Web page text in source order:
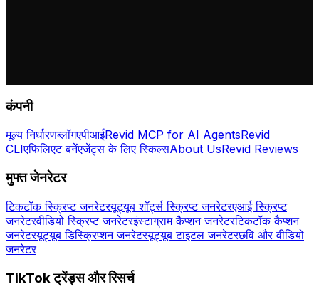
कंपनी
मूल्य निर्धारणब्लॉगएपीआईRevid MCP for AI AgentsRevid
CLIएफिलिएट बनेंएजेंट्स के लिए स्किल्सAbout UsRevid Reviews
मुफ्त जेनरेटर
टिकटॉक स्क्रिप्ट जनरेटरयूट्यूब शॉर्ट्स स्क्रिप्ट जनरेटरएआई स्क्रिप्ट
जनरेटरवीडियो स्क्रिप्ट जनरेटरइंस्टाग्राम कैप्शन जनरेटरटिकटॉक कैप्शन
जनरेटरयूट्यूब डिस्क्रिप्शन जनरेटरयूट्यूब टाइटल जनरेटरछवि और वीडियो
जनरेटर
TikTok ट्रेंड्स और रिसर्च